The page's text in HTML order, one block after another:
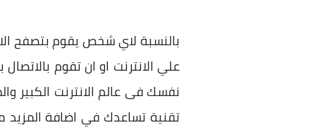
بالنسبة لاي شخص يقوم بتصفح
علي الانترنت او ان تقوم
تقنية تساعدك في اضافة المزيد